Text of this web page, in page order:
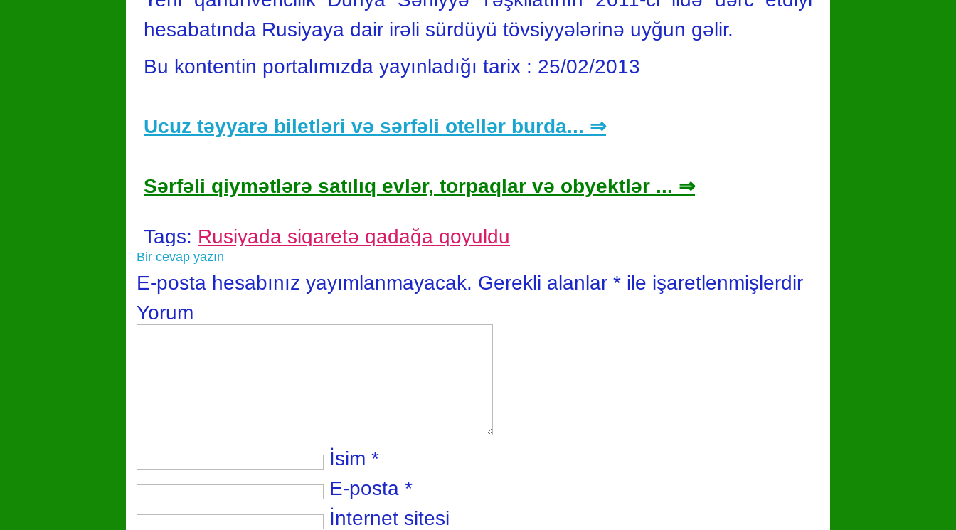
hesabatında Rusiyaya dair irəli sürdüyü tövsiyyələrinə uyğun gəlir.
Bu kontentin portalımızda yayınladığı tarix : 25/02/2013
Ucuz təyyarə biletləri və sərfəli otellər burda... ⇒
Sərfəli qiymətlərə satılıq evlər, torpaqlar və obyektlər ... ⇒
Tags: Rusiyada siqaretə qadağa qoyuldu
Bir cevap yazın
E-posta hesabınız yayımlanmayacak. Gerekli alanlar * ile işaretlenmişlerdir
Yorum
İsim *
E-posta *
İnternet sitesi